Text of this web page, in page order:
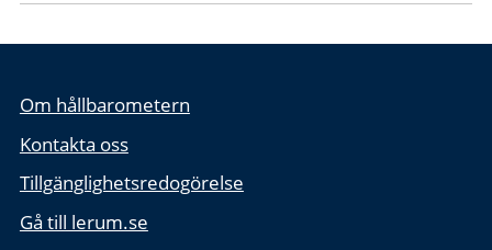
Om hållbarometern
Kontakta oss
Tillgänglighetsredogörelse
Gå till lerum.se